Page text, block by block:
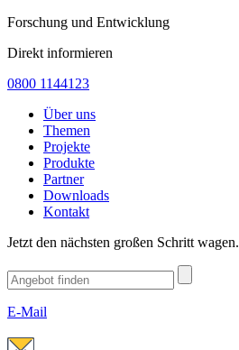
Forschung und Entwicklung
Direkt informieren
0800 1144123
Über uns
Themen
Projekte
Produkte
Partner
Downloads
Kontakt
Jetzt den nächsten großen Schritt wagen.
E-Mail